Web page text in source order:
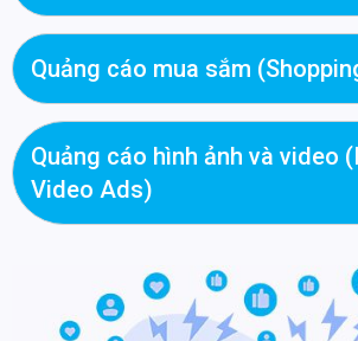
Quảng cáo mua sắm
Quảng cáo hình ảnh và video
Video Ads)